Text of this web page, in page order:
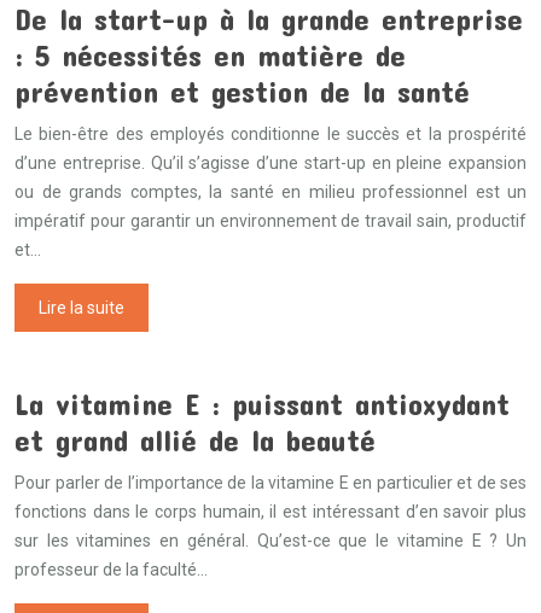
De la start-up à la grande entreprise
: 5 nécessités en matière de
prévention et gestion de la santé
Le bien-être des employés conditionne le succès et la prospérité
d’une entreprise. Qu’il s’agisse d’une start-up en pleine expansion
ou de grands comptes, la santé en milieu professionnel est un
impératif pour garantir un environnement de travail sain, productif
et…
Lire la suite
La vitamine E : puissant antioxydant
et grand allié de la beauté
Pour parler de l’importance de la vitamine E en particulier et de ses
fonctions dans le corps humain, il est intéressant d’en savoir plus
sur les vitamines en général. Qu’est-ce que le vitamine E ? Un
professeur de la faculté…